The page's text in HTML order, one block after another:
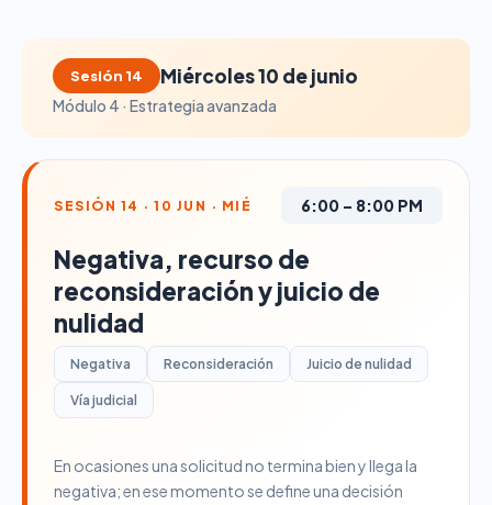
Sesión 14 Miércoles 10 de junio
Módulo 4 · Estrategia avanzada
SESIÓN 14 · 10 JUN · MIÉ 6:00 – 8:00 PM
Negativa, recurso de
reconsideración y juicio de
nulidad
Negativa Reconsideración Juicio de nulidad
Vía judicial
En ocasiones una solicitud no termina bien y llega la
negativa; en ese momento se define una decisión